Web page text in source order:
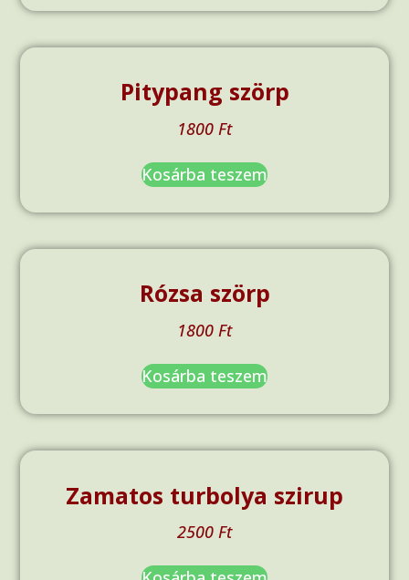
Pitypang szörp
1800 Ft
Kosárba teszem
Rózsa szörp
1800 Ft
Kosárba teszem
Zamatos turbolya szirup
2500 Ft